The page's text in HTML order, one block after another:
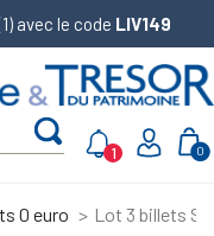
avec le code LIV149
0
1
0 euro Lot 3 billets